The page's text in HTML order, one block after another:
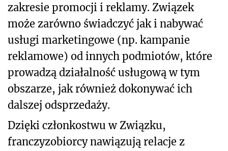
zakresie promocji i reklamy. Związek
może zarówno świadczyć jak i nabywać
usługi marketingowe (np. kampanie
reklamowe) od innych podmiotów, które
prowadzą działalność usługową w tym
obszarze, jak również dokonywać ich
dalszej odsprzedaży.
Dzięki członkostwu w Związku,
franczyzobiorcy nawiązują relacje z